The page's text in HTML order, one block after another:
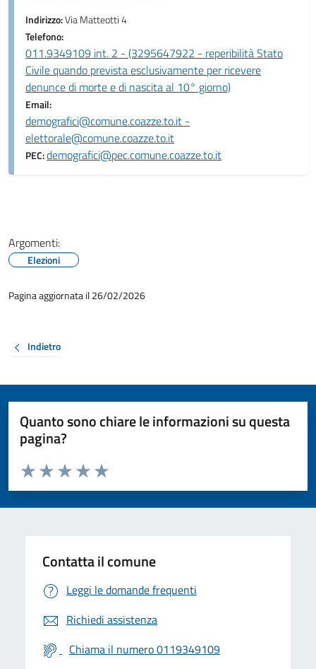
Indirizzo:Via Matteotti 4
Telefono:
011.9349109 int. 2 - (3295647922 - reperibilità Stato
Civile quando prevista esclusivamente per ricevere
denunce di morte e di nascita al 10° giorno)
Email:
demografici@comune.coazze.to.it -
elettorale@comune.coazze.to.it
PEC:demografici@pec.comune.coazze.to.it
Argomenti:
Elezioni
Pagina aggiornata il 26/02/2026
Indietro
Quanto sono chiare le informazioni su questa
pagina?
Valuta da 1 a 5 stelle la pagina
Valuta 5 stelle su 5
Valuta 4 stelle su 5
Valuta 3 stelle su 5
Valuta 2 stelle su 5
Valuta 1 stelle su 5
Contatta il comune
Leggi le domande frequenti
Richiedi assistenza
Chiama il numero 0119349109